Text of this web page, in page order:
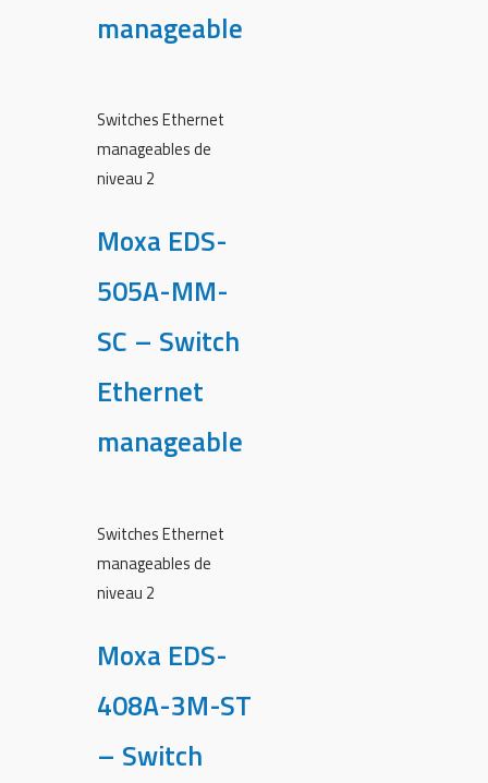
manageable
Switches Ethernet
manageables de
niveau 2
Moxa EDS-
505A-MM-
SC – Switch
Ethernet
manageable
Switches Ethernet
manageables de
niveau 2
Moxa EDS-
408A-3M-ST
– Switch